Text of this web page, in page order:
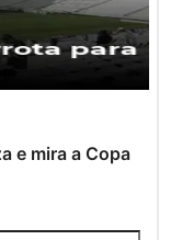
e mira a Copa